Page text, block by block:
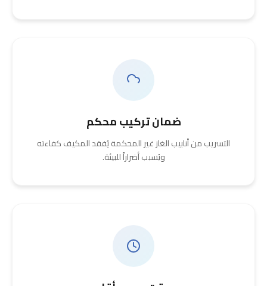
ضمان تركيب محكم
التسريب من أنابيب الغاز غير المحكمة يُفقد المكيف كفاءته
ويُسبب أضراراً للبيئة.